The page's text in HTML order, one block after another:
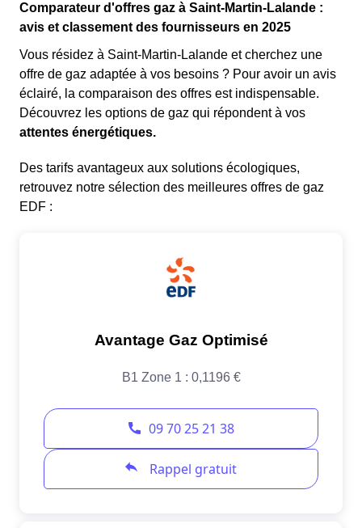
Comparateur d'offres gaz à Saint-Martin-Lalande :
avis et classement des fournisseurs en 2025
Vous résidez à Saint-Martin-Lalande et cherchez une
offre de gaz adaptée à vos besoins ? Pour avoir un avis
éclairé, la comparaison des offres est indispensable.
Découvrez les options de gaz qui répondent à vos
attentes énergétiques.
Des tarifs avantageux aux solutions écologiques,
retrouvez notre sélection des meilleures offres de gaz
EDF :